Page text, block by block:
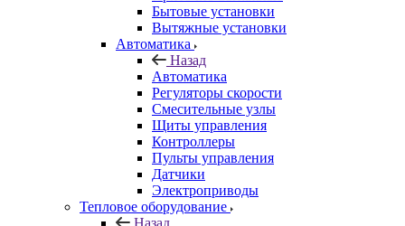
Бытовые установки
Вытяжные установки
Автоматика
Назад
Автоматика
Регуляторы скорости
Смесительные узлы
Щиты управления
Контроллеры
Пульты управления
Датчики
Электроприводы
Тепловое оборудование
Назад